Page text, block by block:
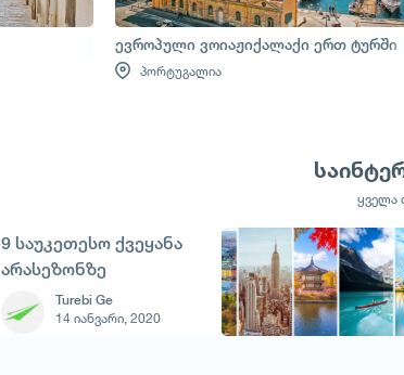
ევროპული ვოიაჟიქალაქი ერთ ტურში
პორტუგალია
ყველა
9 საუკეთესო ქვეყანა
არასეზონზე
დასასვენებლად
Turebi Ge
14 იანვარი, 2020